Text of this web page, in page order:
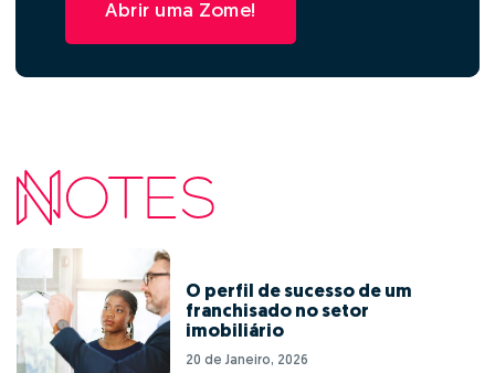
Abrir uma Zome!
O perfil de sucesso de um
franchisado no setor
imobiliário
20 de Janeiro, 2026